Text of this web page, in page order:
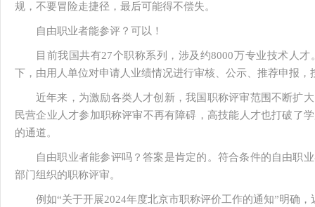
规，不要冒险走捷径，最后可能得不偿失。
自由职业者能参评？可以！
目前我国共有27个职称系列，涉及约8000万专业技术人
下，由用人单位对申请人业绩情况进行审核、公示、推荐申报
近年来，为激励各类人才创新，我国职称评审范围不断扩
民营企业人才参加职称评审不再有障碍，高技能人才也打破了
的通道。
自由职业者能参评吗？答案是肯定的。符合条件的自由职
部门组织的职称评审。
例如“关于开展2024年度北京市职称评价工作的通知”明确